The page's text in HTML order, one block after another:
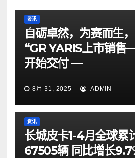
资讯
自砺卓然，为赛而生
“GR YARIS上市销售
开始交付 —
8月 31, 2025 ADMIN
资讯
长城皮卡1-4月全球累
67505辆 同比增长